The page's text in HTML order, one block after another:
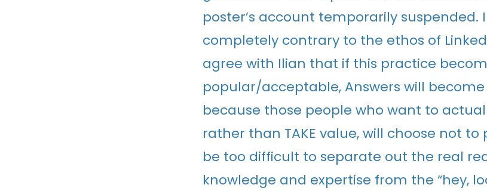
poster’s account temporarily suspended.
completely contrary to the ethos of
agree with Ilian that if this practice
popular/acceptable, Answers will
because those people who want to
rather than TAKE value, will choose not
be too difficult to separate out the real
knowledge and expertise from the “hey,